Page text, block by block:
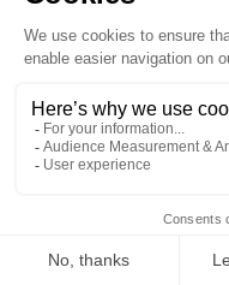
Route de Soral 93
1233 Bernex
Fax: 022 388 71 58
info@geneveterroir.ge.ch
ALL THE TERROIR NEWS